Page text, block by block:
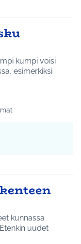
kumpi voisi
esimerkiksi
mukaan: Kulttuuri ja
kunnassa
uudet